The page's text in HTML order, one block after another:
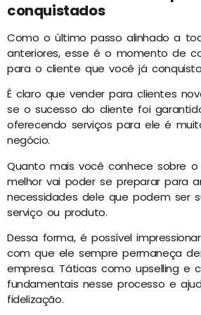
conquistados
Como o último passo alinhado a
anteriores, esse é o momento de
para o cliente que você já
É claro que vender para clientes
se o sucesso do cliente foi
oferecendo serviços para ele é
negócio.
Quanto mais você conhece sobre o
melhor vai poder se preparar para
necessidades dele que podem ser
serviço ou produto.
Dessa forma, é possível
com que ele sempre permaneça
empresa. Táticas como upselling e
fundamentais nesse processo e
fidelização.